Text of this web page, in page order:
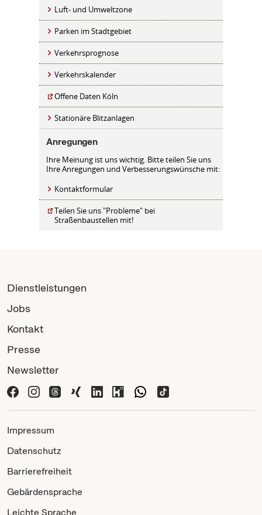
Luft- und Umweltzone
Parken im Stadtgebiet
Verkehrsprognose
Verkehrskalender
Offene Daten Köln
Stationäre Blitzanlagen
Anregungen
Ihre Meinung ist uns wichtig. Bitte teilen Sie uns
Ihre Anregungen und Verbesserungswünsche mit:
Kontaktformular
Teilen Sie uns "Probleme" bei
Straßenbaustellen mit!
Dienstleistungen
Jobs
Kontakt
Presse
Newsletter
Impressum
Datenschutz
Barrierefreiheit
Gebärdensprache